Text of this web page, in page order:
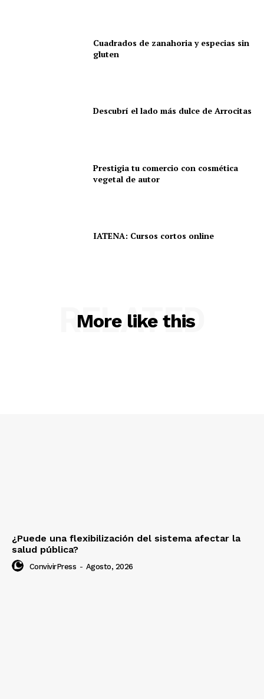
Cuadrados de zanahoria y especias sin
gluten
Descubrí el lado más dulce de Arrocitas
Prestigia tu comercio con cosmética
vegetal de autor
IATENA: Cursos cortos online
More like this
RELATED
¿Puede una flexibilización del sistema afectar la
salud pública?
ConvivirPress - Agosto, 2026